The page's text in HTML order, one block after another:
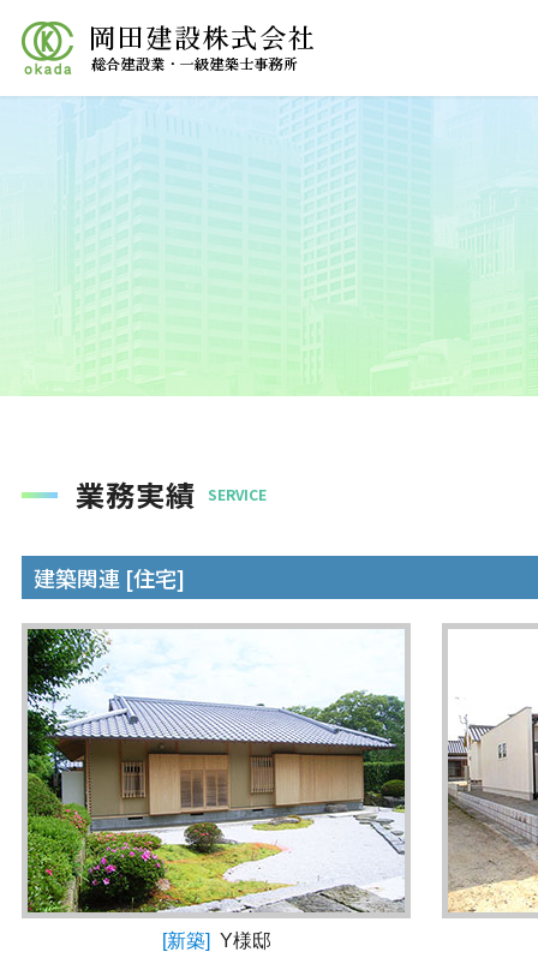
業務実績 SERVICE
建築関連 [住宅]
[新築] Y様邸